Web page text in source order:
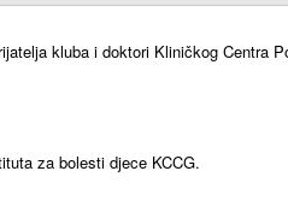
kluba i doktori Kliničkog Centra
za bolesti djece KCCG.